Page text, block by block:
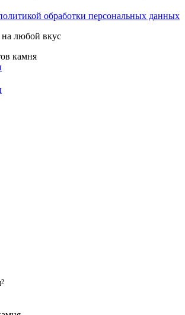
обработки персональных данных
любой вкус
камня